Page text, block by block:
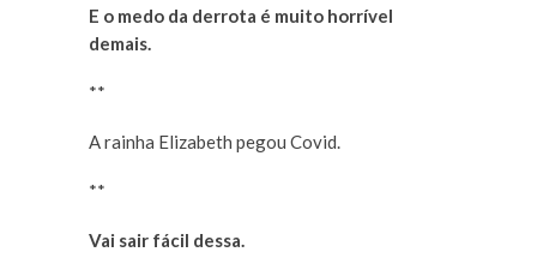
E o medo da derrota é muito horrível
demais.
**
A rainha Elizabeth pegou Covid.
**
Vai sair fácil dessa.